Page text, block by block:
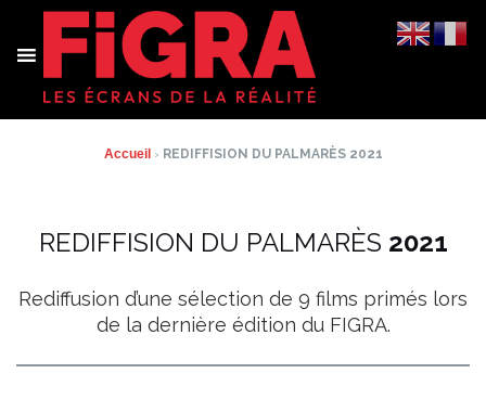
contenu
Accueil › REDIFFISION DU PALMARÈS 2021
REDIFFISION DU PALMARÈS 2021
Rediffusion d’une sélection de 9 films primés lors
de la dernière édition du FIGRA.